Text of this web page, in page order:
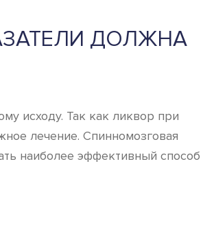
ДОЛЖНА
исходу. Так как ликвор при
лечение. Спинномозговая
наиболее эффективный способ